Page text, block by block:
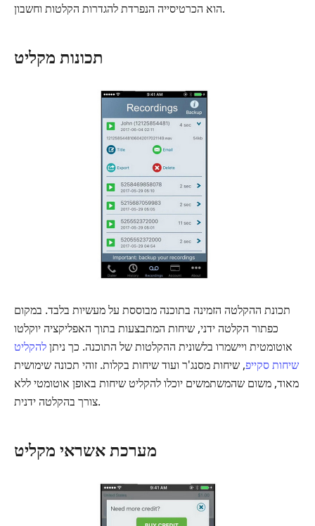
הוא הכרטיסייה הנפרדת להגדרות הקלטות וחשבון.
תכונות מקליט
תכונת ההקלטה הזמינה בתוכנה מבוססת על מעשיות בלבד. במקום
כפתור הקלטה ידני, שיחות המתבצעות בתוך האפליקציה יוקלטו
אוטומטית ויישמרו בלשונית ההקלטות של התוכנה. כך ניתןלהקליט
שיחות סקייפ, שיחות מסנג'ר ועוד שיחות בקלות. זוהי תכונה שימושית
מאוד, משום שהמשתמשים יוכלו להקליט שיחות באופן אוטומטי ללא
צורך בהקלטה ידנית.
מערכת אשראי מקליט